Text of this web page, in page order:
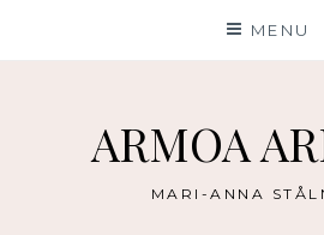
MENU
ARMOA
MARI-ANNA